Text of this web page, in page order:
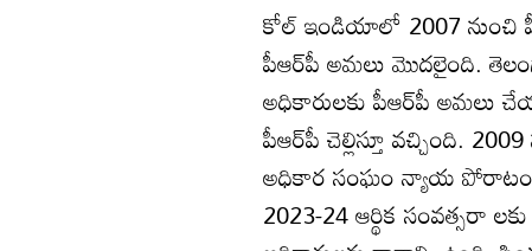
కోల్‌ ఇండియాలో 2007 నుంచి
పీఆర్‌పీ అమలు మొదలైంది.
అధికారులకు పీఆర్‌పీ అమలు
పీఆర్‌పీ చెల్లిస్తూ వచ్చింది.
అధికార సంఘం న్యాయ పోరాటం
2023-24 ఆర్థిక సంవత్సరా